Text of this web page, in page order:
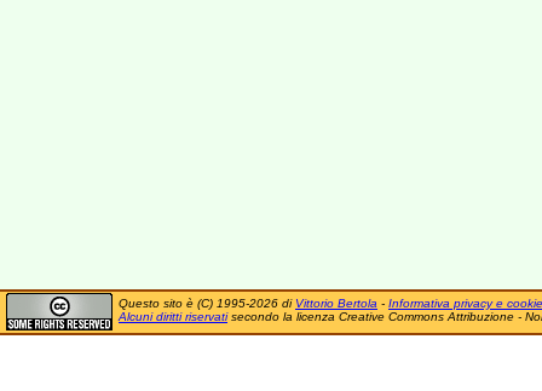
Questo sito è (C) 1995-2026 di Vittorio Bertola - Informativa privacy e cookie
Alcuni diritti riservatisecondo la licenza Creative Commons Attribuzione -